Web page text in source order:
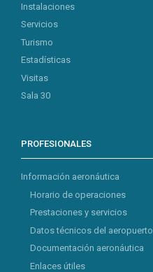
Instalaciones
Servicios
Turismo
Estadísticas
Visitas
Sala 30
PROFESIONALES
Información aeronáutica
Horario de operaciones
Prestaciones y servicios
Datos técnicos del aeropuerto
Documentación aeronáutica
Enlaces útiles